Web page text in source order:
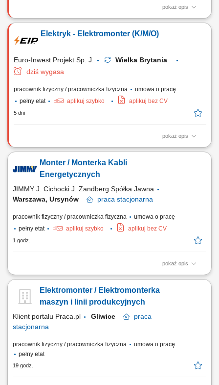
pokaż opis
Budowa i instalacja tras kablowych. Montaż linii kablowych oraz
elektrycznych. Instalacja i podłączanie urządzeń sterowania i
oświetlenia. Montaż i okablowanie szaf i rozdzielnic sterowniczych.
Elektryk - Elektromonter (K/M/O)
Euro-Inwest Projekt Sp. J.
Wielka Brytania
dziś wygasa
pracownik fizyczny / pracowniczka fizyczna
umowa o pracę
pełny etat
aplikuj szybko aplikuj bez CV
5 dni
pokaż opis
Budowa i montaż tras kablowych. Montaż linii kablowych. Montaż
urządzeń sterowania i oświetlenia. Montaż rozdzielnic i szaf
sterowniczych.
Monter / Monterka Kabli
Energetycznych
JIMMY J. Cichocki J. Zandberg Spółka Jawna
Warszawa, Ursynów
praca stacjonarna
pracownik fizyczny / pracowniczka fizyczna
umowa o pracę
pełny etat
aplikuj szybko aplikuj bez CV
1 godz.
pokaż opis
Twoje zadania: Wykonywanie prac kablowych przy sieciach
kablowych w terenie; Wsparcie przy budowie i modernizacji
infrastruktury energetycznej; Realizacja prac budowlanych w obrębie
Elektromonter / Elektromonterka
maszyn i linii produkcyjnych
Klient portalu Praca.pl Gliwice
praca
stacjonarna
pracownik fizyczny / pracowniczka fizyczna
umowa o pracę
pełny etat
19 godz.